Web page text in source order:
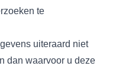
te
uiteraard niet
dan waarvoor u deze